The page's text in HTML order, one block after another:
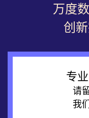
万度
创
专
请
我